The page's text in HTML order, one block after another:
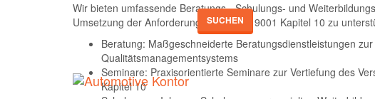
SUCHEN
Wir bieten umfassende Beratungs-, Schulungs- und
Umsetzung der Anforderungen von ISO 9001 Kapitel 10 zu
Beratung: Maßgeschneiderte Beratungsdienstleistungen
Qualitätsmanagementsystems
Seminare: Praxisorientierte Seminare zur Vertiefung des
Kapitel 10